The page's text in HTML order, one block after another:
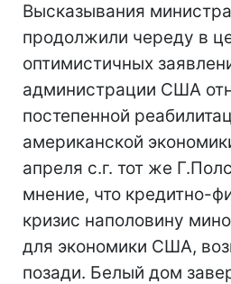
Высказывания
продолжили череду в
оптимистичных
администрации США
постепенной
американской
апреля с.г. тот же
мнение, что кредитно-
кризис наполовину
для экономики США,
позади. Белый дом